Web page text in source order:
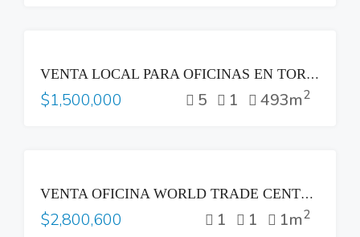
VENTA LOCAL PARA OFICINAS EN TORRE INSIGNE SAN BENITO SAN SALVADOR
$1,500,000 5 1 493m2
VENTA OFICINA WORLD TRADE CENTER COL ESCALON
$2,800,600 1 1 1m2